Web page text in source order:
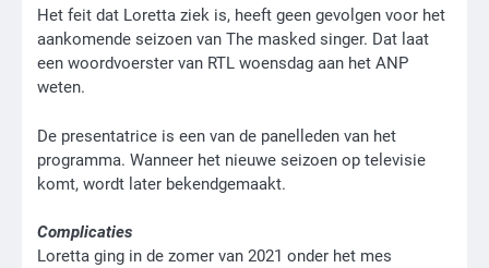
Het feit dat Loretta ziek is, heeft geen gevolgen voor het
aankomende seizoen van The masked singer. Dat laat
een woordvoerster van RTL woensdag aan het ANP
weten.
De presentatrice is een van de panelleden van het
programma. Wanneer het nieuwe seizoen op televisie
komt, wordt later bekendgemaakt.
Complicaties
Loretta ging in de zomer van 2021 onder het mes